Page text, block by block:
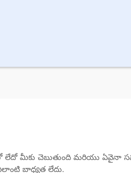
లేదో మీకు చెబుతుంది మరియు ఏవైనా
బాధ్యత లేదు.